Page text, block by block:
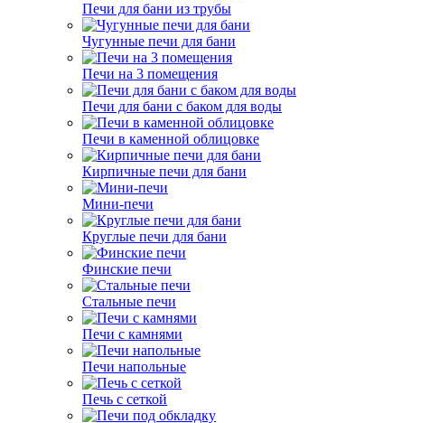
Печи для бани из трубы
Чугунные печи для бани
Печи на 3 помещения
Печи для бани с баком для воды
Печи в каменной облицовке
Кирпичные печи для бани
Мини-печи
Круглые печи для бани
Финские печи
Стальные печи
Печи с камнями
Печи напольные
Печь с сеткой